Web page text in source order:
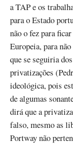
a TAP e os
para o Estado
não o fez para
Europeia, para
que se seguiria
privatizações
ideológica, pois
de algumas
dirá que a
falso, mesmo as
Portway não